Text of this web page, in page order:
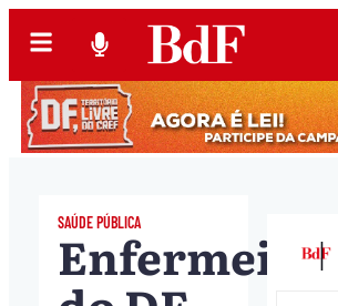
SAÚDE PÚBLICA
Enfermeiros
|